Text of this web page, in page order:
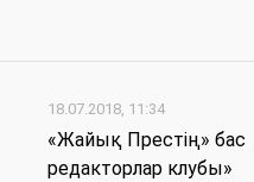
18.07.2018, 11:34
«Жайық Престің» бас
редакторлар клубы»